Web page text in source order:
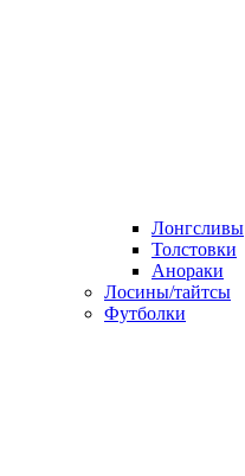
Лонгсливы
Толстовки
Анораки
Лосины/тайтсы
Футболки